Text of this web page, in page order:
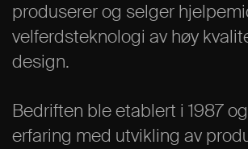
produserer og selger
velferdsteknologi av høy
design.
Bedriften ble etablert i 1987
erfaring med utvikling av